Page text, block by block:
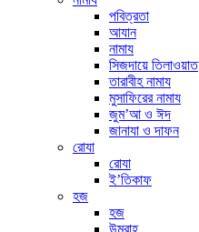
পবিত্রতা
আযান
নামায
সিজদায়ে তিলাওয়াত
তারাবীহ নামায
মুসাফিরের নামায
জুম’আ ও ঈদ
জানাযা ও দাফন
রোযা
রোযা
ই’তিকাফ
হজ
হজ
উমরাহ